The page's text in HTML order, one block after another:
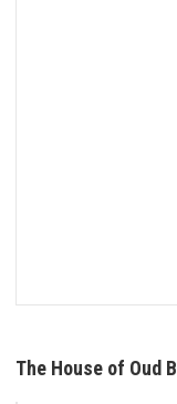
The House of Oud